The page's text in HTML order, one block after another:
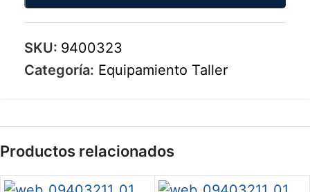
SKU: 9400323
Categoría: Equipamiento Taller
Productos relacionados